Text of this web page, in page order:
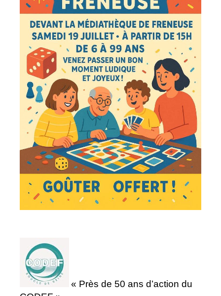
« Près de 50 ans d’action du